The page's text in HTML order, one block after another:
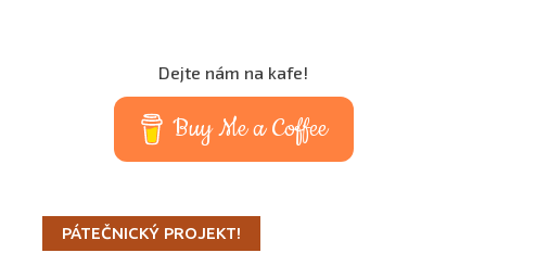
Dejte nám na kafe!
Buy Me a Coffee
PÁTEČNICKÝ PROJEKT!